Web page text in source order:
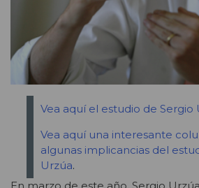
Vea aquí el estudio de Sergio
Vea aquí una interesante
algunas implicancias del
Urzúa.